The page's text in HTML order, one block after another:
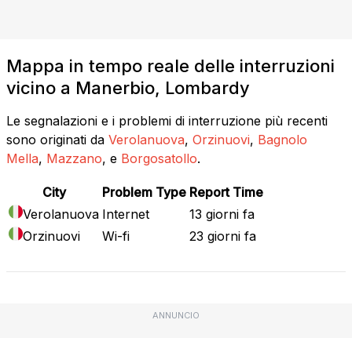
Mappa in tempo reale delle interruzioni
vicino a Manerbio, Lombardy
Le segnalazioni e i problemi di interruzione più recenti
sono originati da Verolanuova, Orzinuovi, Bagnolo
Mella, Mazzano, e Borgosatollo.
City Problem Type Report Time
Verolanuova Internet
13 giorni fa
Orzinuovi
Wi-fi 23 giorni fa
ANNUNCIO